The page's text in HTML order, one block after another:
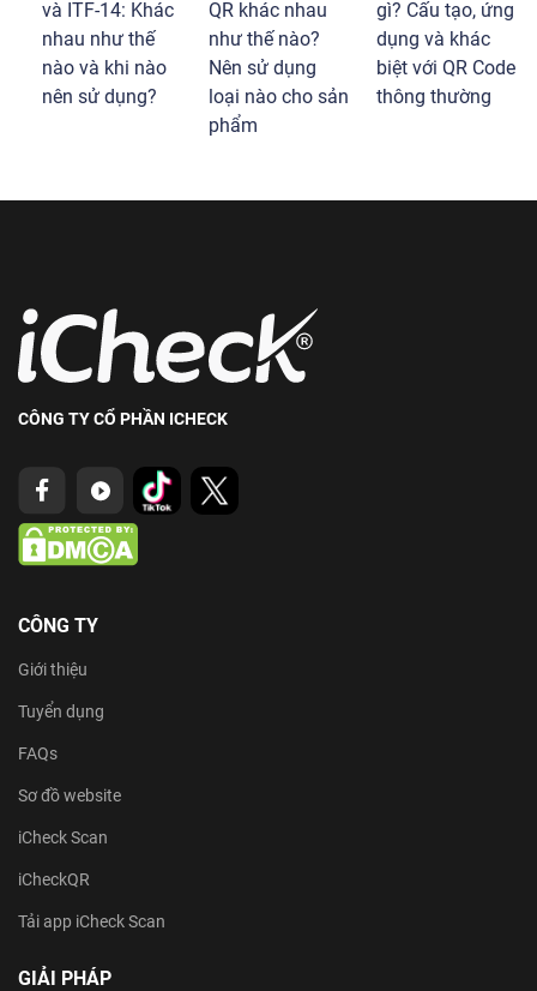
và ITF-14: Khác
nhau như thế
nào và khi nào
nên sử dụng?
QR khác nhau
như thế nào?
Nên sử dụng
loại nào cho sản
phẩm
gì? Cấu tạo, ứng
dụng và khác
biệt với QR Code
thông thường
CÔNG TY CỔ PHẦN ICHECK
CÔNG TY
Giới thiệu
Tuyển dụng
FAQs
Sơ đồ website
iCheck Scan
iCheckQR
Tải app iCheck Scan
GIẢI PHÁP